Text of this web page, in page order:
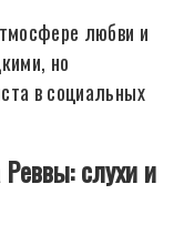
любви и
но
в социальных
слухи и